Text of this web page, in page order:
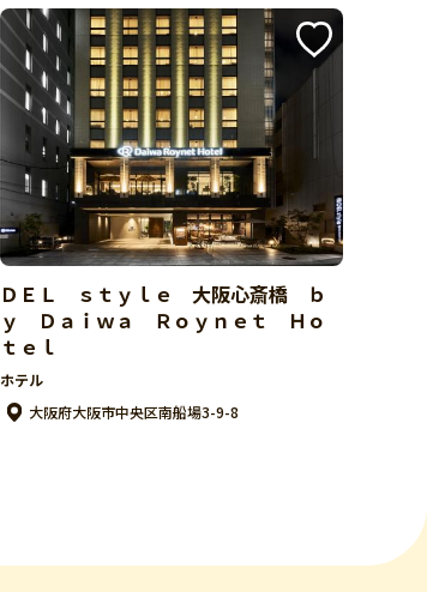
ＤＥＬ ｓｔｙｌｅ 大阪心斎橋 ｂ
ｙ Ｄａｉｗａ Ｒｏｙｎｅｔ Ｈｏ
ｔｅｌ
ホテル
大阪府大阪市中央区南船場3-9-8